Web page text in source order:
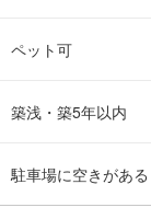
ペット可
築浅・築5年以内
駐車場に空きがある